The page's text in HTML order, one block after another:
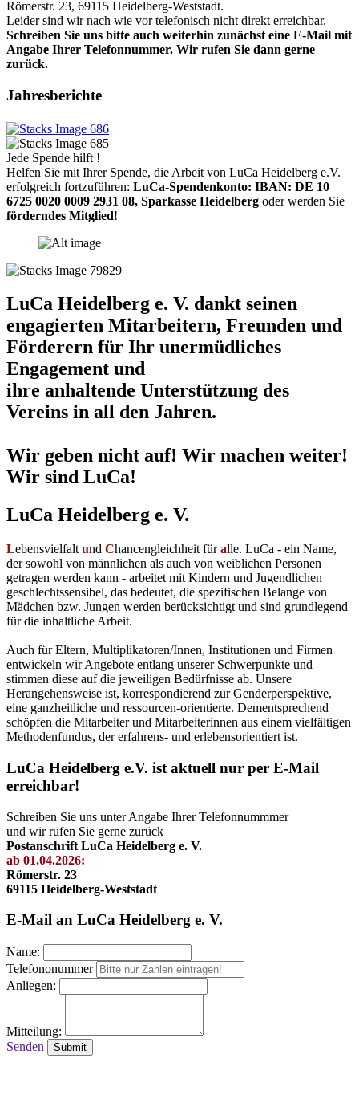
Römerstr. 23, 69115 Heidelberg-Weststadt.
Leider sind wir nach wie vor telefonisch nicht direkt erreichbar.
Schreiben Sie uns bitte auch weiterhin zunächst eine E-Mail mit
Angabe Ihrer Telefonnummer. Wir rufen Sie dann gerne
zurück.
Jahresberichte
Jede Spende hilft !
Helfen Sie mit Ihrer Spende, die Arbeit von LuCa Heidelberg e.V.
erfolgreich fortzuführen: LuCa-Spendenkonto: IBAN: DE 10
6725 0020 0009 2931 08, Sparkasse Heidelberg oder werden Sie
förderndes Mitglied!
LuCa Heidelberg e. V. dankt seinen
engagierten Mitarbeitern, Freunden und
Förderern für Ihr unermüdliches
Engagement und
ihre anhaltende Unterstützung des
Vereins in all den Jahren.
Wir geben nicht auf! Wir machen weiter!
Wir sind LuCa!
LuCa Heidelberg e. V.
Lebensvielfalt und Chancengleichheit füralle. LuCa - ein Name,
der sowohl von männlichen als auch von weiblichen Personen
getragen werden kann - arbeitet mit Kindern und Jugendlichen
geschlechtssensibel, das bedeutet, die spezifischen Belange von
Mädchen bzw. Jungen werden berücksichtigt und sind grundlegend
für die inhaltliche Arbeit.
Auch für Eltern, Multiplikatoren/Innen, Institutionen und Firmen
entwickeln wir Angebote entlang unserer Schwerpunkte und
stimmen diese auf die jeweiligen Bedürfnisse ab. Unsere
Herangehensweise ist, korrespondierend zur Genderperspektive,
eine ganzheitliche und ressourcen-orientierte. Dementsprechend
schöpfen die Mitarbeiter und Mitarbeiterinnen aus einem vielfältigen
Methodenfundus, der erfahrens- und erlebensorientiert ist.
LuCa Heidelberg e.V. ist aktuell nur per E-Mail
erreichbar!
Schreiben Sie uns unter Angabe Ihrer Telefonnummmer
und wir rufen Sie gerne zurück
Postanschrift LuCa Heidelberg e. V.
ab 01.04.2026:
Römerstr. 23
69115 Heidelberg-Weststadt
E-Mail an LuCa Heidelberg e. V.
Name:
Telefononummer
Anliegen:
Mitteilung:
Senden